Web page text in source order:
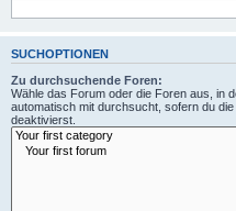
SUCHOPTIONEN
Zu durchsuchende Foren:
Wähle das Forum oder die Foren aus, in
automatisch mit durchsucht, sofern du
deaktivierst.